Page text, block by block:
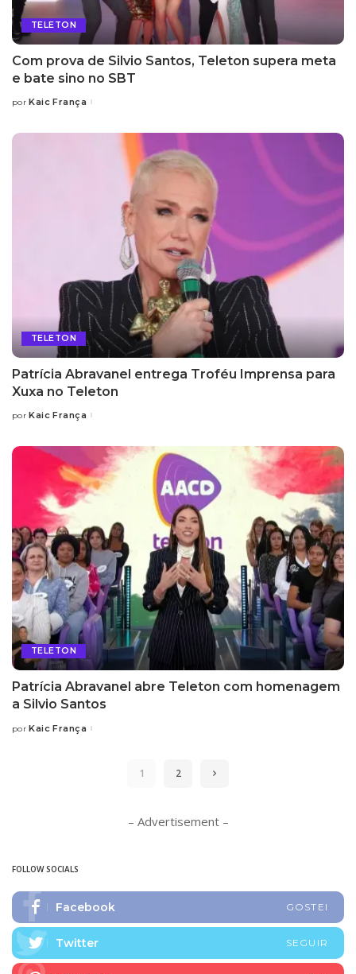
TELETON
Com prova de Silvio Santos, Teleton supera meta
e bate sino no SBT
Posted
por Kaic França
TELETON
Patrícia Abravanel entrega Troféu Imprensa para
Xuxa no Teleton
Posted
por Kaic França
TELETON
Patrícia Abravanel abre Teleton com homenagem
a Silvio Santos
Posted
por Kaic França
1 2
– Advertisement –
FOLLOW SOCIALS
Facebook GOSTEI
Twitter SEGUIR